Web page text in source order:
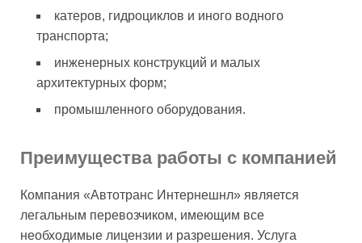
катеров, гидроциклов и иного водного
транспорта;
инженерных конструкций и малых
архитектурных форм;
промышленного оборудования.
Преимущества работы с компанией
Компания «Автотранс Интернешнл» является
легальным перевозчиком, имеющим все
необходимые лицензии и разрешения. Услуга